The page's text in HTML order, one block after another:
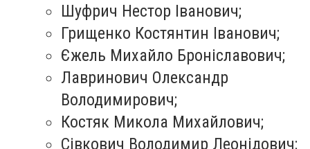
Шуфрич Нестор Іванович;
Грищенко Костянтин Іванович;
Єжель Михайло Броніславович;
Лавринович Олександр
Володимирович;
Костяк Микола Михайлович;
Сівкович Володимир Леонідович;